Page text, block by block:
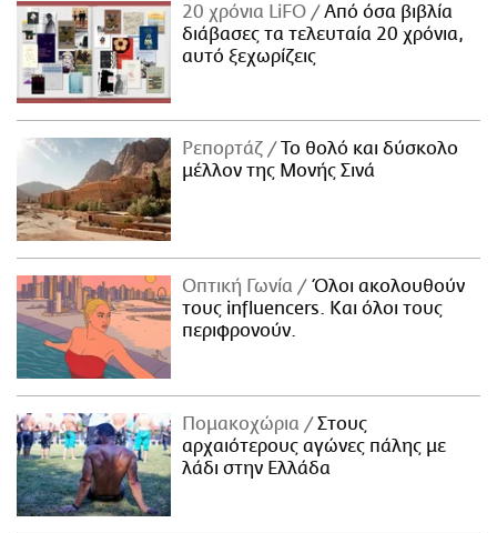
20 χρόνια LiFO
Από όσα βιβλία
διάβασες τα τελευταία 20 χρόνια,
αυτό ξεχωρίζεις
Ρεπορτάζ
Το θολό και δύσκολο
μέλλον της Μονής Σινά
Οπτική Γωνία
Όλοι ακολουθούν
τους influencers. Και όλοι τους
περιφρονούν.
Πομακοχώρια
Στους
αρχαιότερους αγώνες πάλης με
λάδι στην Ελλάδα